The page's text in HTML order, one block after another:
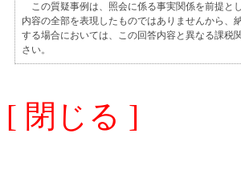
この質疑事例は、照会に係る事実関係を前提と
内容の全部を表現したものではありませんから、
する場合においては、この回答内容と異なる課税
さい。
[ 閉じる ]